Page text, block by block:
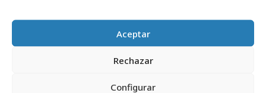
Aceptar
Rechazar
Configurar